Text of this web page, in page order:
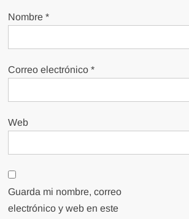
Nombre*
Correo electrónico*
Web
Guarda mi nombre, correo
electrónico y web en este